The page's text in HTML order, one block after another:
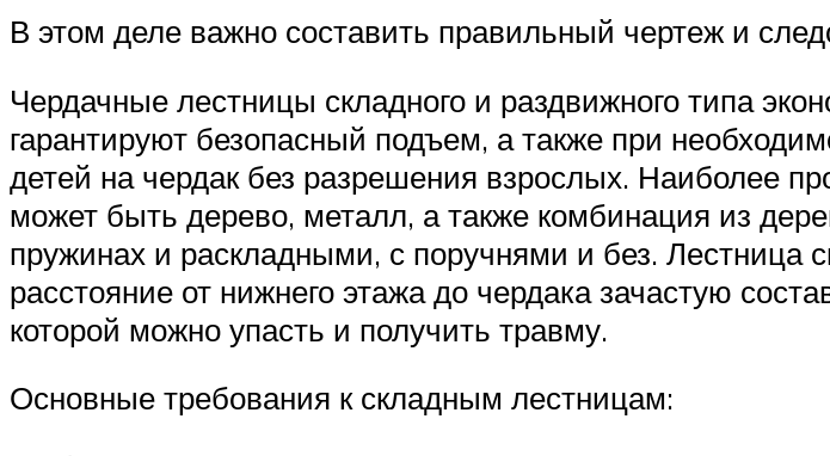
В этом деле важно составить правильный чертеж и
Чердачные лестницы складного и раздвижного типа
гарантируют безопасный подъем, а также при
детей на чердак без разрешения взрослых. Наиболее
может быть дерево, металл, а также комбинация из
пружинах и раскладными, с поручнями и без. Лестница
расстояние от нижнего этажа до чердака зачастую
которой можно упасть и получить травму.
Основные требования к складным лестницам: